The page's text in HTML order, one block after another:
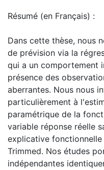
Résumé (en Français) :
Dans cette thèse, nous
de prévision via la
qui a un comportement
présence des
aberrantes. Nous nous
particulièrement à
paramétrique de la
variable réponse réelle
explicative
Trimmed. Nos études
indépendantes